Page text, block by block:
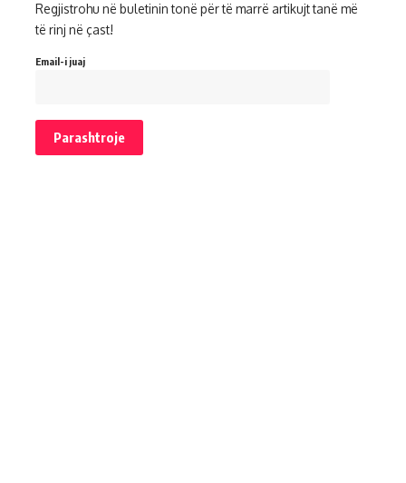
Regjistrohu në buletinin tonë për të marrë artikujt tanë më
të rinj në çast!
Email-i juaj